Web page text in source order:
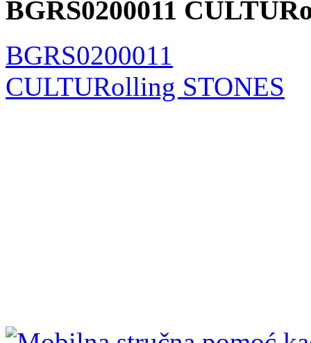
BGRS0200011
BGRS0200011
CULTURolling STONES